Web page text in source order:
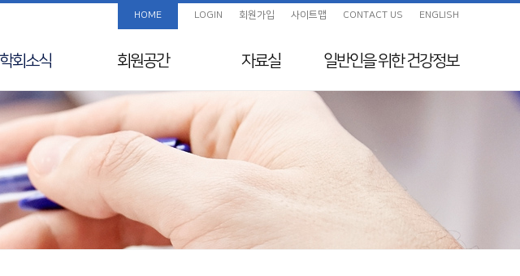
학회소식
공지사항
외 행사일정
뉴스레터
윤리레터
상/연구비
회원공간
사진/화보
회원 검색
해외학회지원
자료실
임상진료지침 정보센
교육자료
전임의 교육목표
보험정보 및 Q&A
지도전문의
일반인을 위한건강정보
일반인을 위한 건강정보
HOME LOGIN 회원가입 사이트맵 CONTACT US ENGLISH